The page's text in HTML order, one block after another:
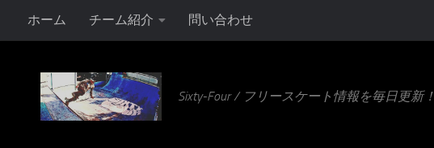
コンテンツへスキップ
ホーム チーム紹介 問い合わせ
Sixty-Four / フリースケート情報を毎日更新！